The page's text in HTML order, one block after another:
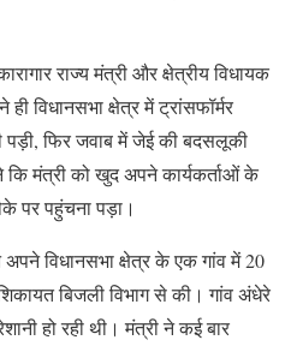
राज्य मंत्री और क्षेत्रीय विधायक
विधानसभा क्षेत्र में ट्रांसफॉर्मर
पड़ी, फिर जवाब में जेई की बदसलूकी
मंत्री को खुद अपने कार्यकर्ताओं के
पर पहुंचना पड़ा।
विधानसभा क्षेत्र के एक गांव में 20
बिजली विभाग से की। गांव अंधेरे
हो रही थी। मंत्री ने कई बार